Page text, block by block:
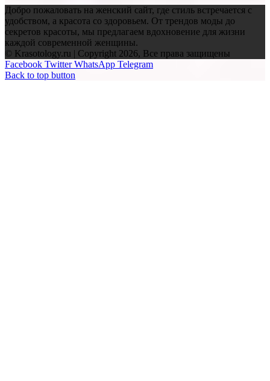
Добро пожаловать на женский сайт, где стиль встречается с
удобством, а красота со здоровьем. От трендов моды до
секретов красоты, мы предлагаем вдохновение для жизни
каждой современной женщины.
© Krasotology.ru | Copyright 2026, Все права защищены
Facebook Twitter WhatsApp Telegram
Back to top button